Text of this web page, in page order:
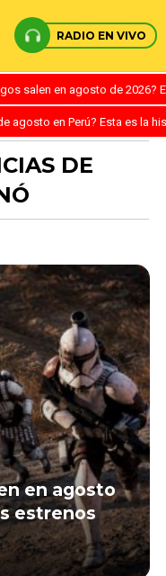
RADIO EN VIVO
salen en agosto de
agosto en Perú? Esta es la
DE
en agosto
estrenos